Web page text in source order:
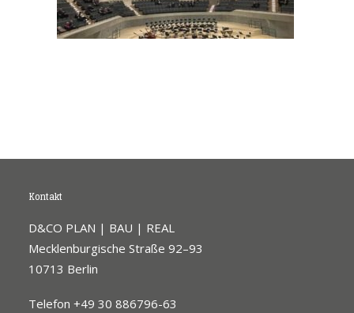
Kontakt
D&CO PLAN | BAU | REAL
Mecklenburgische Straße 92–93
10713 Berlin
Telefon +49 30 886796-63